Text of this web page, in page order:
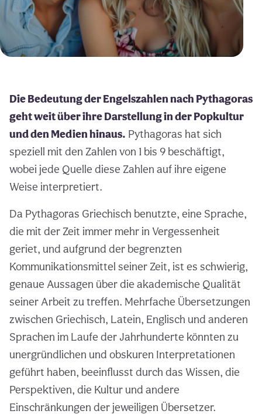
Die Bedeutung der Engelszahlen nach Pythagoras
geht weit über ihre Darstellung in der Popkultur
und den Medien hinaus. Pythagoras hat sich
speziell mit den Zahlen von 1 bis 9 beschäftigt,
wobei jede Quelle diese Zahlen auf ihre eigene
Weise interpretiert.
Da Pythagoras Griechisch benutzte, eine Sprache,
die mit der Zeit immer mehr in Vergessenheit
geriet, und aufgrund der begrenzten
Kommunikationsmittel seiner Zeit, ist es schwierig,
genaue Aussagen über die akademische Qualität
seiner Arbeit zu treffen. Mehrfache Übersetzungen
zwischen Griechisch, Latein, Englisch und anderen
Sprachen im Laufe der Jahrhunderte könnten zu
unergründlichen und obskuren Interpretationen
geführt haben, beeinflusst durch das Wissen, die
Perspektiven, die Kultur und andere
Einschränkungen der jeweiligen Übersetzer.